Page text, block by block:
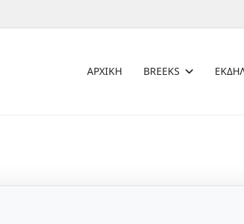
ΑΡΧΙΚΗ BREEKS